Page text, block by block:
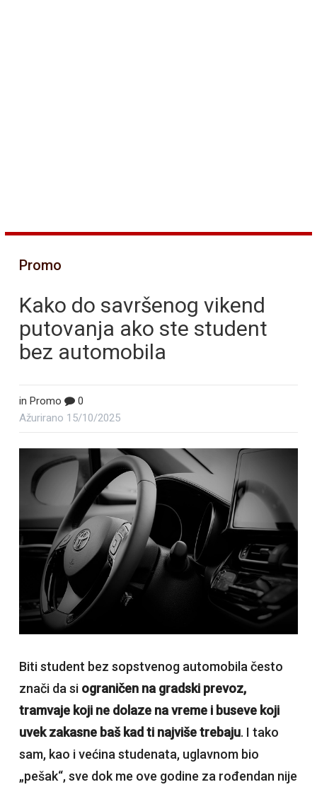
Promo
Kako do savršenog vikend
putovanja ako ste student
bez automobila
in Promo
0
Ažurirano 15/10/2025
Biti student bez sopstvenog automobila često
znači da si ograničen na gradski prevoz,
tramvaje koji ne dolaze na vreme i buseve koji
uvek zakasne baš kad ti najviše trebaju. I tako
sam, kao i većina studenata, uglavnom bio
„pešak“, sve dok me ove godine za rođendan nije